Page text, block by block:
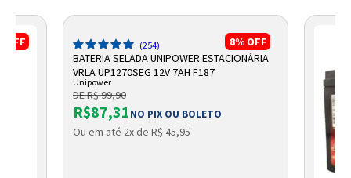
OFF 8% OFF
(254)
BATERIA SELADA UNIPOWER ESTACIONÁRIA
VRLA UP1270SEG 12V 7AH F187
Unipower
DE R$ 99,90
R$87,31NO PIX OU BOLETO
Ou em até 2x de R$ 45,95